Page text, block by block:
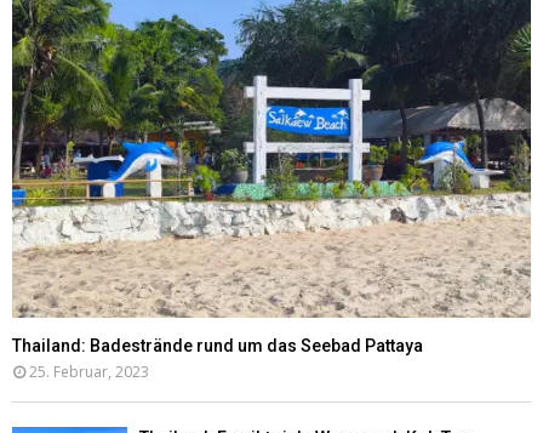
Thailand: Badestrände rund um das Seebad Pattaya
25. Februar, 2023